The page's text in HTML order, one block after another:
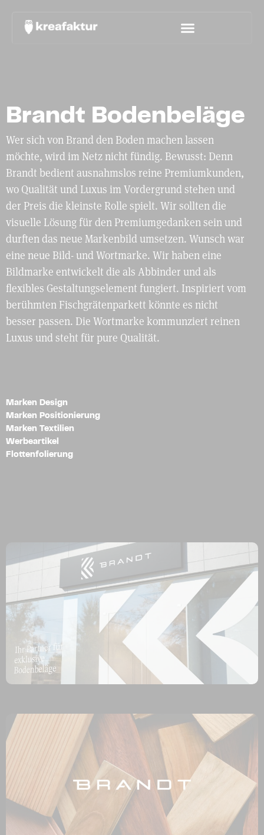
Brandt Bodenbeläge
Wer sich von Brand den Boden machen lassen
möchte, wird im Netz nicht fündig. Bewusst: Denn
Brandt bedient ausnahmslos reine Premiumkunden,
wo Qualität und Luxus im Vordergrund stehen und
der Preis die kleinste Rolle spielt. Wir sollten die
visuelle Lösung für den Premiumgedanken sein und
durften das neue Markenbild umsetzen. Wunsch war
eine neue Bild- und Wortmarke. Wir haben eine
Bildmarke entwickelt die als Abbinder und als
flexibles Gestaltungselement fungiert. Inspiriert vom
berühmten Fischgrätenparkett könnte es nicht
besser passen. Die Wortmarke kommunziert reinen
Luxus und steht für pure Qualität.
Marken Design
Marken Positionierung
Marken Textilien
Werbeartikel
Flottenfolierung